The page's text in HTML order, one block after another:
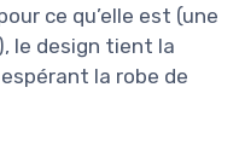
ce qu’elle est (une
le design tient la
la robe de